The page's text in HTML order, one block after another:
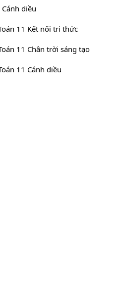
diều
11 Kết nối tri thức
11 Chân trời sáng tạo
11 Cánh diều